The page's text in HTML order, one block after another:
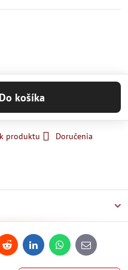
Do košíka
produktu
Doručenia
Reddit LinkedInWhatsApp
E-
mail